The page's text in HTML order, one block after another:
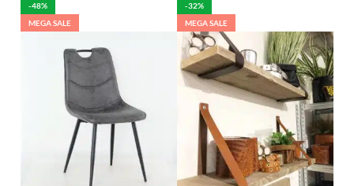
-48%
MEGA SALE
-32%
MEGA SALE